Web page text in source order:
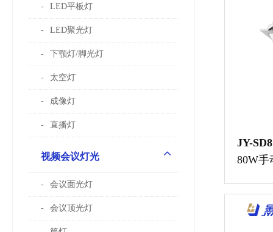
LED平板灯
LED聚光灯
下颚灯/脚光灯
太空灯
成像灯
直播灯
视频会议灯光
会议面光灯
会议顶光灯
JY-SD8
80W手